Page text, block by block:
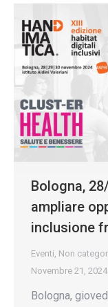
Bologna,
ampliare
inclusione
Eventi, Non
Novembre 21, 2024
Bologna,